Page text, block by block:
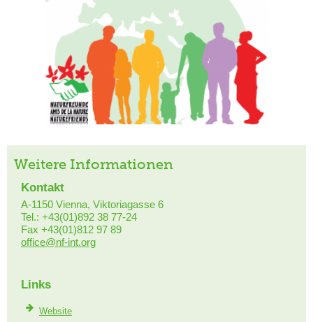
Weitere Informationen
Kontakt
A-1150 Vienna, Viktoriagasse 6
Tel.: +43(01)892 38 77-24
Fax +43(01)812 97 89
office@nf-int.org
Links
Website